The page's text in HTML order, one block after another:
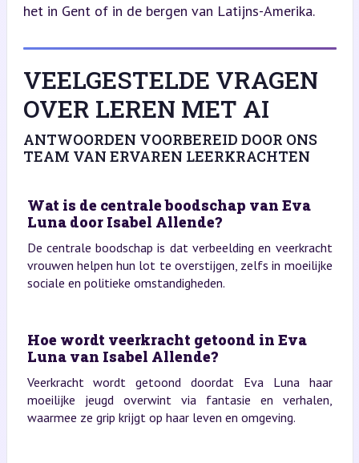
het in Gent of in de bergen van Latijns-Amerika.
VEELGESTELDE VRAGEN
OVER LEREN MET AI
ANTWOORDEN VOORBEREID DOOR ONS
TEAM VAN ERVAREN LEERKRACHTEN
Wat is de centrale boodschap van Eva
Luna door Isabel Allende?
De centrale boodschap is dat verbeelding en veerkracht
vrouwen helpen hun lot te overstijgen, zelfs in moeilijke
sociale en politieke omstandigheden.
Hoe wordt veerkracht getoond in Eva
Luna van Isabel Allende?
Veerkracht wordt getoond doordat Eva Luna haar
moeilijke jeugd overwint via fantasie en verhalen,
waarmee ze grip krijgt op haar leven en omgeving.